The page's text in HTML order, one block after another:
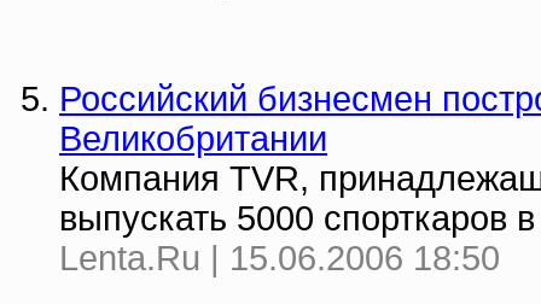
Российский бизнесмен
Великобритании
Компания TVR,
выпускать 5000 спорткаров в
Lenta.Ru | 15.06.2006 18:50